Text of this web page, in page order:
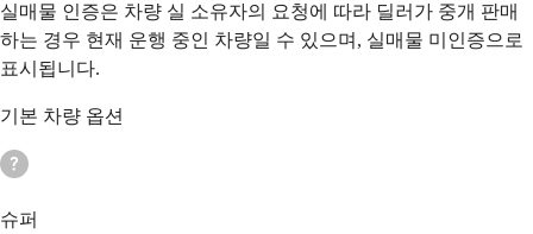
실매물 인증은 차량 실 소유자의 요청에 따라 딜러가 중개 판매
하는 경우 현재 운행 중인 차량일 수 있으며, 실매물 미인증으로
표시됩니다.
기본 차량 옵션
슈퍼